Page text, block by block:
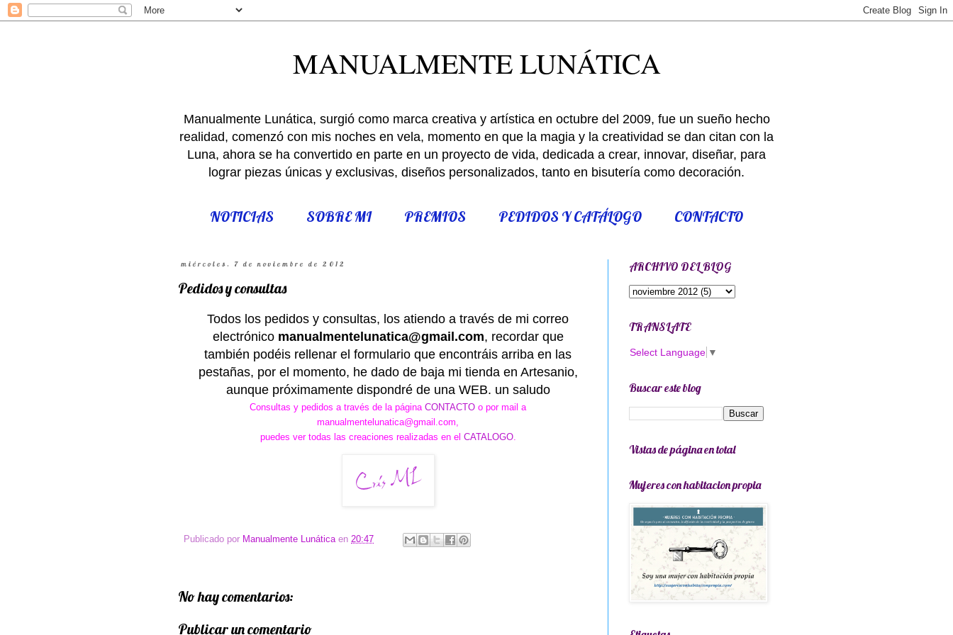
MANUALMENTE LUNÁTICA
Manualmente Lunática, surgió como marca creativa y artística en octubre del 2009, fue un sueño hecho
realidad, comenzó con mis noches en vela, momento en que la magia y la creatividad se dan citan con la
Luna, ahora se ha convertido en parte en un proyecto de vida, dedicada a crear, innovar, diseñar, para
lograr piezas únicas y exclusivas, diseños personalizados, tanto en bisutería como decoración.
NOTICIAS SOBRE MI PREMIOS PEDIDOS Y CATÁLOGO CONTACTO
miércoles, 7 de noviembre de 2012
Pedidos y consultas
Todos los pedidos y consultas, los atiendo a través de mi correo
electrónico manualmentelunatica@gmail.com, recordar que
también podéis rellenar el formulario que encontráis arriba en las
pestañas, por el momento, he dado de baja mi tienda en Artesanio,
aunque próximamente dispondré de una WEB. un saludo
Consultas y pedidos a través de la página CONTACTO o por mail a
manualmentelunatica@gmail.com,
puedes ver todas las creaciones realizadas en el CATALOGO.
Publicado por Manualmente Lunática en 20:47
No hay comentarios:
Publicar un comentario
ARCHIVO DEL BLOG
TRANSLATE
Select Language ▼
Buscar este blog
Vistas de página en total
Mujeres con habitacion propia